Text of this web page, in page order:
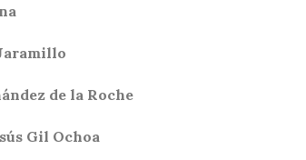
de la Roche
Gil Ochoa